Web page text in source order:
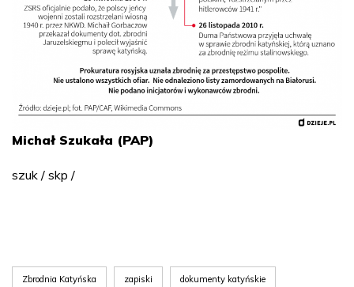
Michał Szukała (PAP)
szuk / skp /
Zbrodnia Katyńska zapiski dokumenty katyńskie